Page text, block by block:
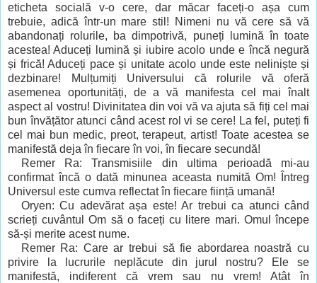
eticheta socială v-o cere, dar măcar faceți-o așa cum
trebuie, adică într-un mare stil! Nimeni nu vă cere să vă
abandonați rolurile, ba dimpotrivă, puneți lumină în toate
acestea! Aduceți lumină și iubire acolo unde e încă negură
și frică! Aduceți pace și unitate acolo unde este neliniște și
dezbinare! Mulțumiți Universului că rolurile vă oferă
asemenea oportunități, de a vă manifesta cel mai înalt
aspect al vostru! Divinitatea din voi vă va ajuta să fiți cel mai
bun învățător atunci când acest rol vi se cere! La fel, puteți fi
cel mai bun medic, preot, terapeut, artist! Toate acestea se
manifestă deja în fiecare în voi, în fiecare secundă!
Remer Ra: Transmisiile din ultima perioadă mi-au
confirmat încă o dată minunea aceasta numită Om! Întreg
Universul este cumva reflectat în fiecare ființă umană!
Oryen: Cu adevărat așa este! Ar trebui ca atunci când
scrieți cuvântul Om să o faceți cu litere mari. Omul începe
să-și merite acest nume.
Remer Ra: Care ar trebui să fie abordarea noastră cu
privire la lucrurile neplăcute din jurul nostru? Ele se
manifestă, indiferent că vrem sau nu vrem! Atât în